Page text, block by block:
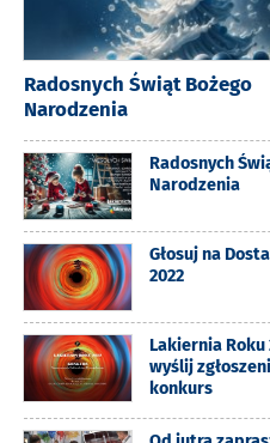
Radosnych Świąt Bożego
Narodzenia
Radosnych
Narodzenia
Głosuj na
2022
Lakiernia Roku
wyślij
konkurs